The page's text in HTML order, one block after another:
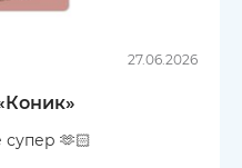
27.06.2026
🫶🏻